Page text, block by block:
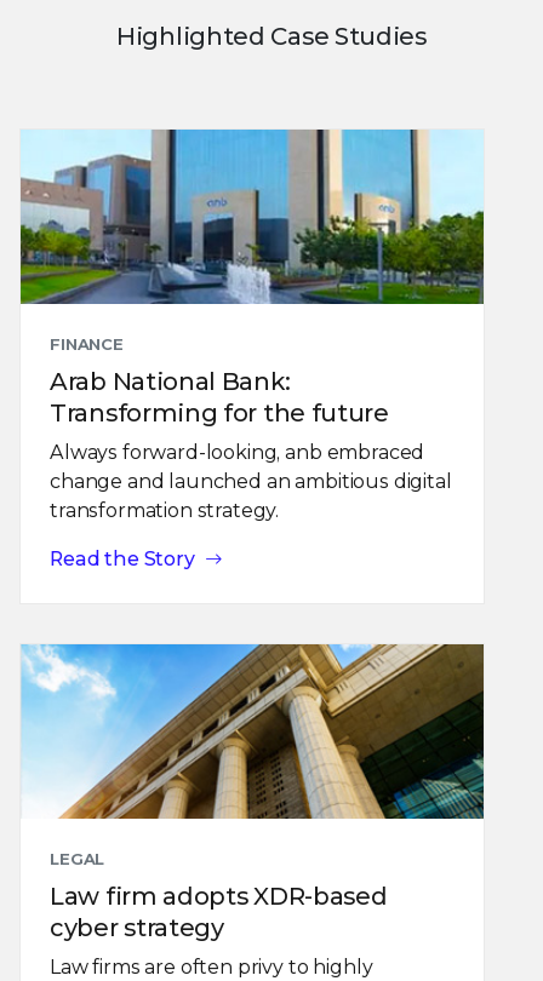
Highlighted Case Studies
FINANCE
Arab National Bank:
Transforming for the future
Always forward-looking, anb embraced
change and launched an ambitious digital
transformation strategy.
Read the Story
LEGAL
Law firm adopts XDR-based
cyber strategy
Law firms are often privy to highly